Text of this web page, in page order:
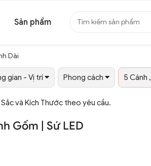
Sản phẩm
Dài
gian - Vị trí Phong cách 5 Cánh ,
và Kích Thước theo yêu cầu.
Gốm | Sứ LED